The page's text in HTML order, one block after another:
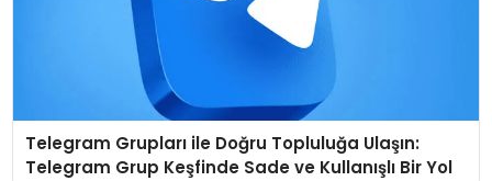
Telegram Grupları ile Doğru Topluluğa Ulaşın:
Telegram Grup Keşfinde Sade ve Kullanışlı Bir Yol